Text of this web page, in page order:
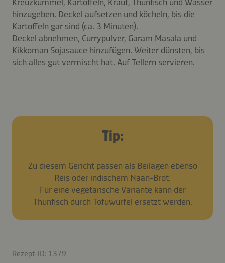
hinzugeben. Deckel aufsetzen und köcheln, bis die
Kartoffeln gar sind (ca. 3 Minuten).
Deckel abnehmen, Currypulver, Garam Masala und
Kikkoman Sojasauce hinzufügen. Weiter dünsten, bis
sich alles gut vermischt hat. Auf Tellern servieren.
Tip:
Zu diesem Gericht passen als Beilagen ebenso
Reis oder indischem Naan-Brot.
Für eine vegetarische Variante kann der
Thunfisch durch Tofuwürfel ersetzt werden.
Rezept-ID: 1379